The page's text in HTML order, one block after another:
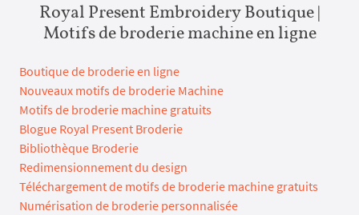
Royal Present Embroidery Boutique |
Motifs de broderie machine en ligne
Boutique de broderie en ligne
Nouveaux motifs de broderie Machine
Motifs de broderie machine gratuits
Blogue Royal Present Broderie
Bibliothèque Broderie
Redimensionnement du design
Téléchargement de motifs de broderie machine gratuits
Numérisation de broderie personnalisée